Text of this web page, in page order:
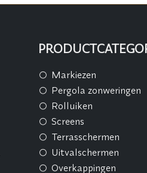
Markiezen
Pergola zonweringen
Rolluiken
Screens
Terrasschermen
Uitvalschermen
Overkappingen